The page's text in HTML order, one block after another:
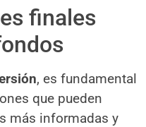
finales
, es fundamental
que pueden
más informadas y